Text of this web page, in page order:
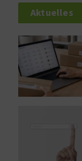
Aktuelles